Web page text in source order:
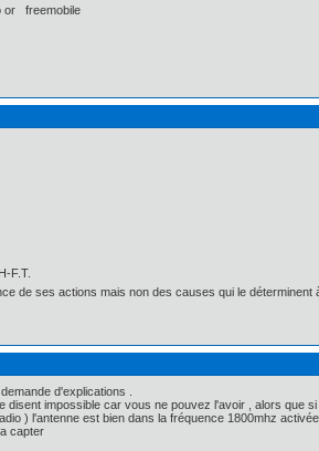
or freemobile
F.T.
de ses actions mais non des causes qui le déterminent
d'explications .
impossible car vous ne pouvez l'avoir , alors que
) l'antenne est bien dans la fréquence 1800mhz
capter